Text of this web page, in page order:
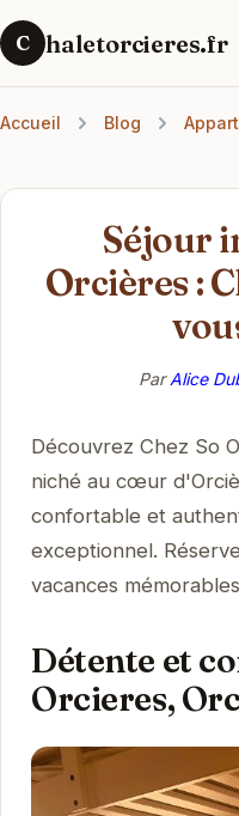
C haletorcieres.fr
Accueil Blog
Séjour
Orcières :
ParAlice
Découvrez Chez So
niché au cœur
confortable et
exceptionnel.
vacances
Détente et
Orcieres,